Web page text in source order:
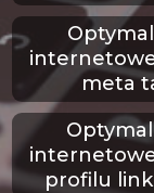
meta
profilu